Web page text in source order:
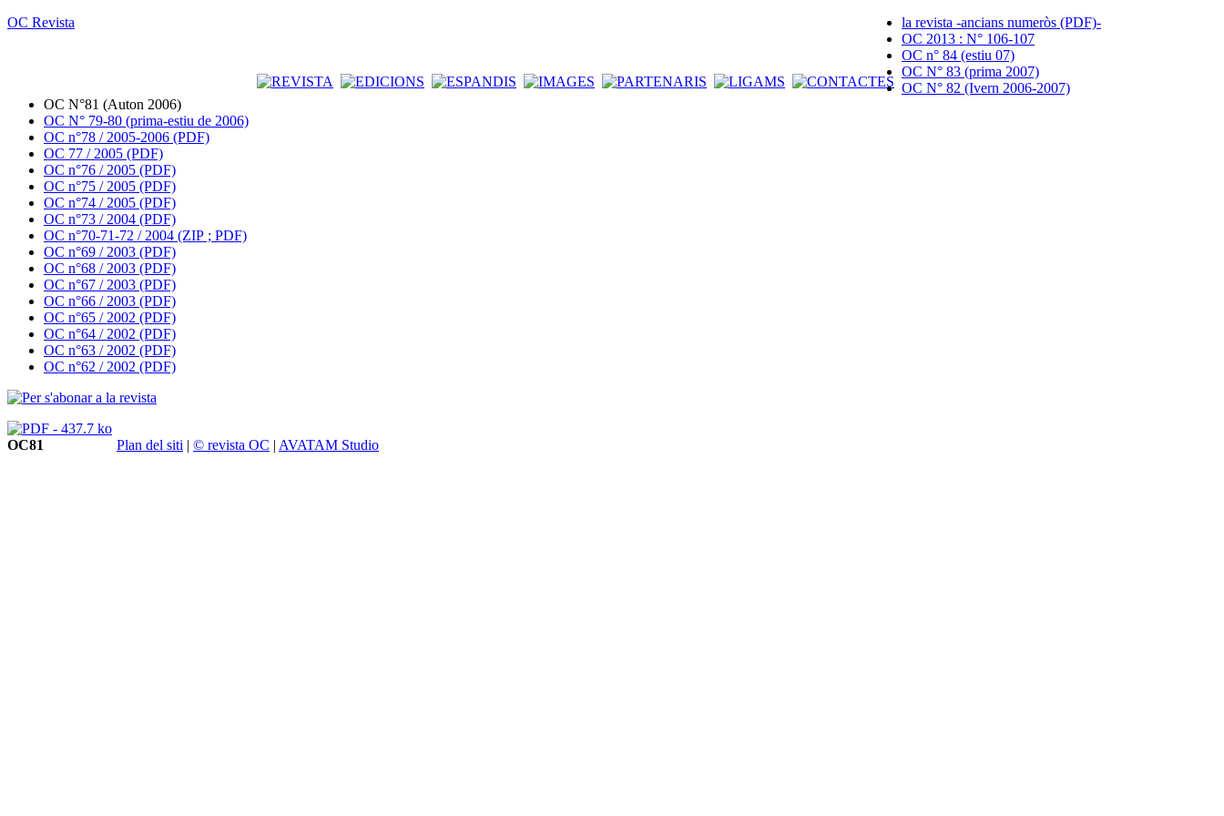
OC Revista
la revista -ancians numeròs (PDF)-
OC 2013 : N° 106-107
OC n° 84 (estiu 07)
OC N° 83 (prima 2007)
OC N° 82 (Ivern 2006-2007)
OC N°81 (Auton 2006)
OC N° 79-80 (prima-estiu de 2006)
OC n°78 / 2005-2006 (PDF)
OC 77 / 2005 (PDF)
OC n°76 / 2005 (PDF)
OC n°75 / 2005 (PDF)
OC n°74 / 2005 (PDF)
OC n°73 / 2004 (PDF)
OC n°70-71-72 / 2004 (ZIP ; PDF)
OC n°69 / 2003 (PDF)
OC n°68 / 2003 (PDF)
OC n°67 / 2003 (PDF)
OC n°66 / 2003 (PDF)
OC n°65 / 2002 (PDF)
OC n°64 / 2002 (PDF)
OC n°63 / 2002 (PDF)
OC n°62 / 2002 (PDF)
OC81 Plan del siti | © revista OC | AVATAM Studio